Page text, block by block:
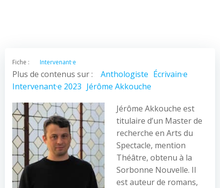
Fiche : Intervenant·e
Plus de contenus sur : Anthologiste Écrivain·e
Intervenant·e 2023 Jérôme Akkouche
Jérôme Akkouche est
titulaire d’un Master de
recherche en Arts du
Spectacle, mention
Théâtre, obtenu à la
Sorbonne Nouvelle. Il
est auteur de romans,